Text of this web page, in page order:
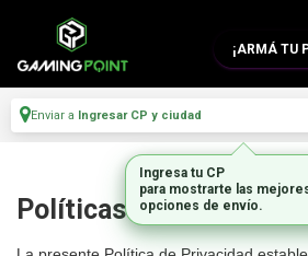
¡ARMÁ TU
Enviar a Ingresar CP y ciudad
Políticas de privacidad
Ingresa tu CP
para mostrarte las
opciones de envío.